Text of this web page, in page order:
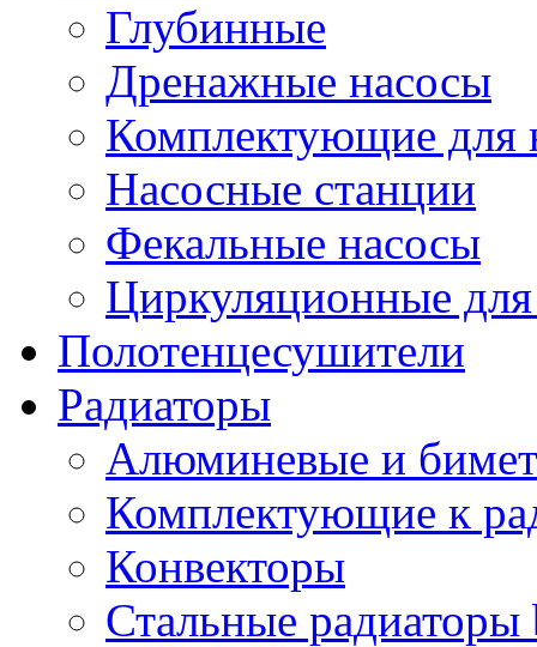
Глубинные
Дренажные насосы
Комплектующие для
Насосные станции
Фекальные насосы
Циркуляционные для
Полотенцесушители
Радиаторы
Алюминевые и
Комплектующие к
Конвекторы
Стальные радиаторы